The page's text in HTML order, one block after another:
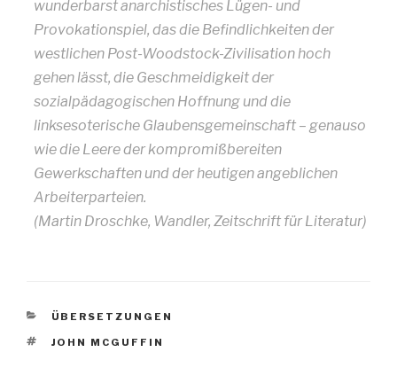
wunderbarst anarchistisches Lügen- und
Provokationspiel, das die Befindlichkeiten der
westlichen Post-Woodstock-Zivilisation hoch
gehen lässt, die Geschmeidigkeit der
sozialpädagogischen Hoffnung und die
linksesoterische Glaubensgemeinschaft – genauso
wie die Leere der kompromißbereiten
Gewerkschaften und der heutigen angeblichen
Arbeiterparteien.
(Martin Droschke, Wandler, Zeitschrift für Literatur)
KATEGORIEN
ÜBERSETZUNGEN
SCHLAGWÖRTER
JOHN MCGUFFIN